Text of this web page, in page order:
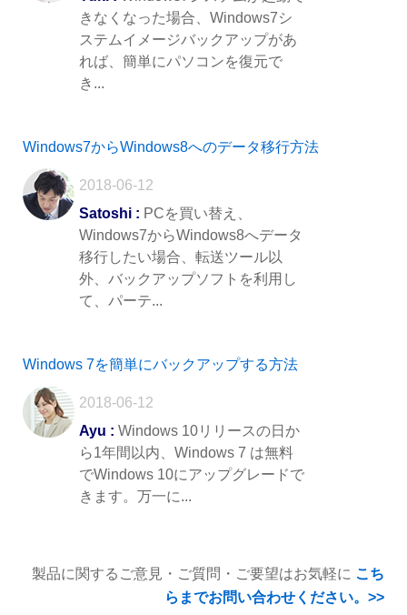
きなくなった場合、Windows7シ
ステムイメージバックアップがあ
れば、簡単にパソコンを復元で
き...
Windows7からWindows8へのデータ移行方法
2018-06-12
Satoshi : PCを買い替え、
Windows7からWindows8へデータ
移行したい場合、転送ツール以
外、バックアップソフトを利用し
て、パーテ...
Windows 7を簡単にバックアップする方法
2018-06-12
Ayu : Windows 10リリースの日か
ら1年間以内、Windows 7 は無料
でWindows 10にアップグレードで
きます。万一に...
製品に関するご意見・ご質問・ご要望はお気軽に こち
らまでお問い合わせください。>>